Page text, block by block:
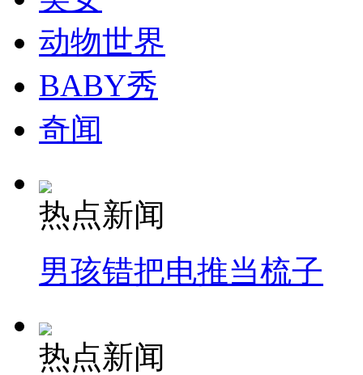
动物世界
BABY秀
奇闻
热点新闻
男孩错把电推当梳子
热点新闻